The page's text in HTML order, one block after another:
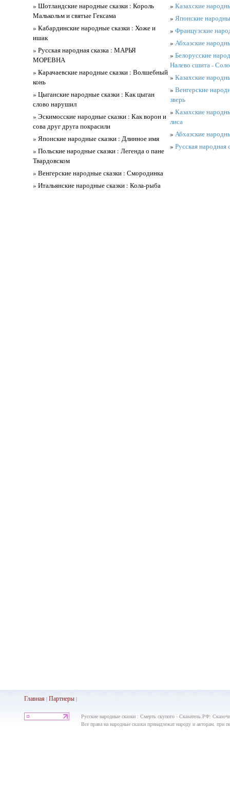
» Шотландские народные сказки : Король
Малькольм и святые Гексама
» Кабардинские народные сказки : Хоже и
ишак
» Русская народная сказка : МАРЬЯ
МОРЕВНА
» Карачаевские народные сказки : Волшебный
конь
» Цыганские народные сказки : Как цыган
слово нарушил
» Эскимосские народные сказки : Как ворон и
сова друг друга покрасили
» Японские народные сказки : Длинное имя
» Польские народные сказки : Легенда о пане
Твардовском
» Венгерские народные сказки : Смородинка
» Итальянские народные сказки : Кола-рыба
» Казахские
» Японские
» Французские
» Абхазские
» Белорусские
Налево сшита -
» Казахские
» Венгерские
зверь
» Казахские
лиса
» Абхазские
» Русская народная
Главная| Партнеры|
Русские народные сказки : Смерть скупого - Сказатель.РФ:
Все права на народные сказки принадлежат народу и авторам, при